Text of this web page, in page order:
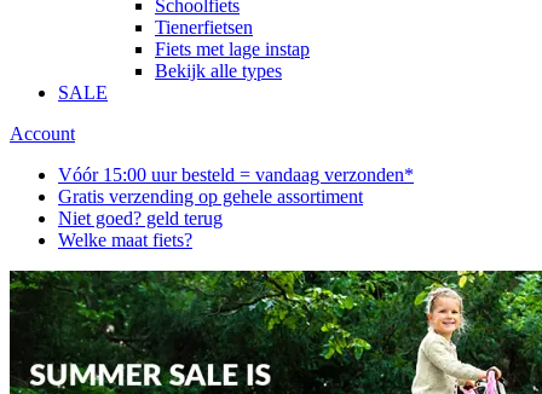
Schoolfiets
Tienerfietsen
Fiets met lage instap
Bekijk alle types
SALE
Account
Vóór 15:00 uur besteld = vandaag verzonden*
Gratis verzending op gehele assortiment
Niet goed? geld terug
Welke maat fiets?